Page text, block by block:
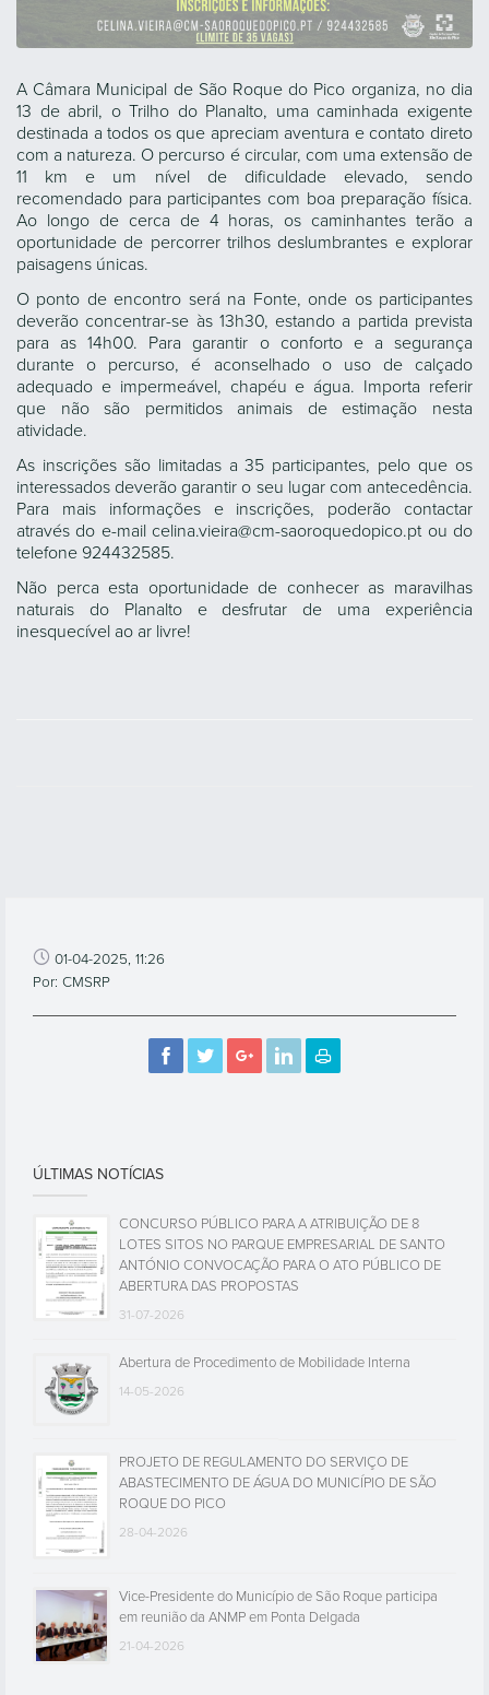
A Câmara Municipal de São Roque do Pico organiza, no dia
13 de abril, o Trilho do Planalto, uma caminhada exigente
destinada a todos os que apreciam aventura e contato direto
com a natureza. O percurso é circular, com uma extensão de
11 km e um nível de dificuldade elevado, sendo
recomendado para participantes com boa preparação física.
Ao longo de cerca de 4 horas, os caminhantes terão a
oportunidade de percorrer trilhos deslumbrantes e explorar
paisagens únicas.
O ponto de encontro será na Fonte, onde os participantes
deverão concentrar-se às 13h30, estando a partida prevista
para as 14h00. Para garantir o conforto e a segurança
durante o percurso, é aconselhado o uso de calçado
adequado e impermeável, chapéu e água. Importa referir
que não são permitidos animais de estimação nesta
atividade.
As inscrições são limitadas a 35 participantes, pelo que os
interessados deverão garantir o seu lugar com antecedência.
Para mais informações e inscrições, poderão contactar
através do e-mail celina.vieira@cm-saoroquedopico.pt ou do
telefone 924432585.
Não perca esta oportunidade de conhecer as maravilhas
naturais do Planalto e desfrutar de uma experiência
inesquecível ao ar livre!
01-04-2025, 11:26
Por: CMSRP
ÚLTIMAS NOTÍCIAS
CONCURSO PÚBLICO PARA A ATRIBUIÇÃO DE 8
LOTES SITOS NO PARQUE EMPRESARIAL DE SANTO
ANTÓNIO CONVOCAÇÃO PARA O ATO PÚBLICO DE
ABERTURA DAS PROPOSTAS
31-07-2026
Abertura de Procedimento de Mobilidade Interna
14-05-2026
PROJETO DE REGULAMENTO DO SERVIÇO DE
ABASTECIMENTO DE ÁGUA DO MUNICÍPIO DE SÃO
ROQUE DO PICO
28-04-2026
Vice-Presidente do Município de São Roque participa
em reunião da ANMP em Ponta Delgada
21-04-2026